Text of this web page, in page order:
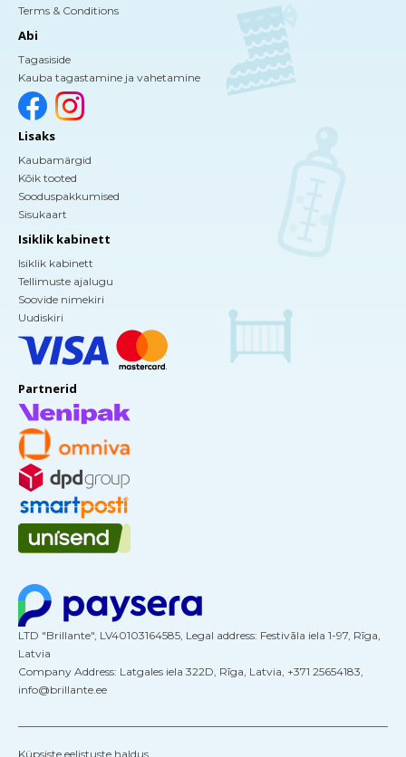
Terms & Conditions
Abi
Tagasiside
Kauba tagastamine ja vahetamine
Lisaks
Kaubamärgid
Kõik tooted
Sooduspakkumised
Sisukaart
Isiklik kabinett
Isiklik kabinett
Tellimuste ajalugu
Soovide nimekiri
Uudiskiri
Partnerid
LTD "Brillante", LV40103164585, Legal address: Festivāla iela 1-97, Rīga,
Latvia
Company Address: Latgales iela 322D, Rīga, Latvia, +371 25654183,
info@brillante.ee
Küpsiste eelistuste haldus